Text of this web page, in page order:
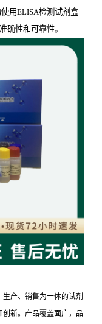
用ELISA检测试剂盒
确性和可靠性。
产、销售为一体的试剂
新。产品覆盖面广，品